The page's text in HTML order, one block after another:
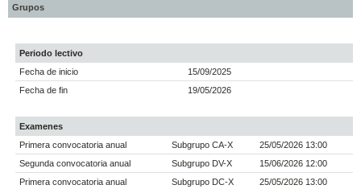
Grupos
Periodo lectivo
Fecha de inicio
15/09/2025
Fecha de fin
19/05/2026
Examenes
Primera convocatoria anual
Subgrupo CA-X
25/05/2026 13:00
Segunda convocatoria anual
Subgrupo DV-X
15/06/2026 12:00
Primera convocatoria anual
Subgrupo DC-X
25/05/2026 13:00